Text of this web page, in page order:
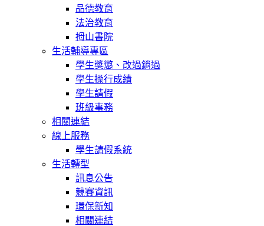
品德教育
法治教育
拇山書院
生活輔導專區
學生獎懲、改過銷過
學生操行成績
學生請假
班級事務
相關連結
線上服務
學生請假系統
生活轉型
訊息公告
競賽資訊
環保新知
相關連結